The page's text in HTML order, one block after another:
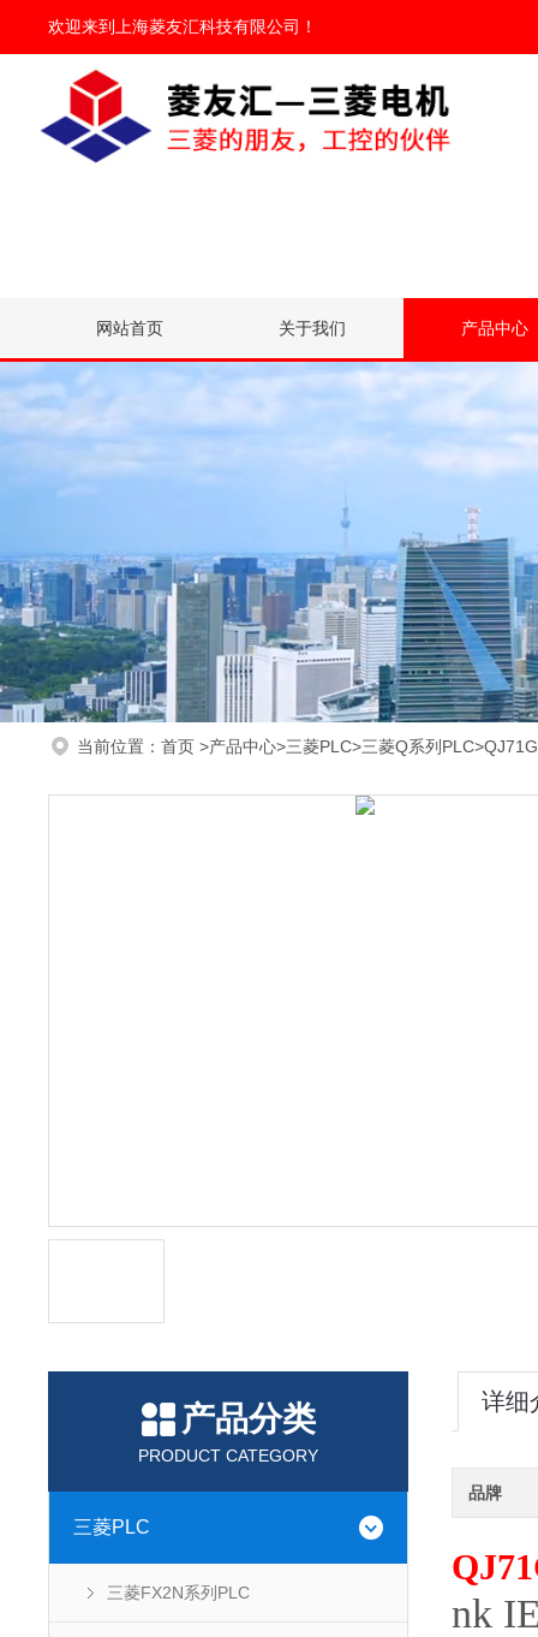
欢迎来到 上海菱友汇科技有限公司 ！
网站首页 关于我们 产品中心
当前位置： 首页 >产品中心>三菱PLC>三菱Q系列PLC
产品分类
PRODUCT CATEGORY
三菱PLC
三菱FX2N系列PLC
详细
品牌
nk